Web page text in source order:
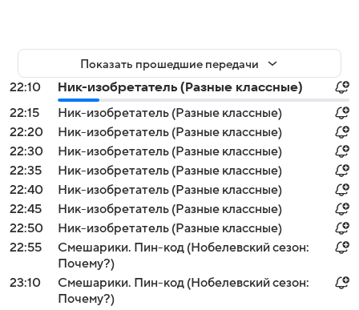
Показать прошедшие передачи
22:10
Ник-изобретатель (Разные классные)
22:15
Ник-изобретатель (Разные классные)
22:20
Ник-изобретатель (Разные классные)
22:30
Ник-изобретатель (Разные классные)
22:35
Ник-изобретатель (Разные классные)
22:40
Ник-изобретатель (Разные классные)
22:45
Ник-изобретатель (Разные классные)
22:50
Ник-изобретатель (Разные классные)
22:55
Смешарики. Пин-код (Нобелевский сезон:
Почему?)
23:10
Смешарики. Пин-код (Нобелевский сезон:
Почему?)